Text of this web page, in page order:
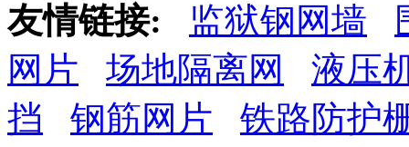
友情链接:
监狱钢网墙
网片
场地隔离网
液压
挡
钢筋网片
铁路防护